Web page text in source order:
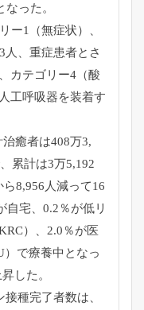
った。
ー1（無症状）、
、 重症患者とさ
カテゴリー4（酸
工呼吸器を装着す
癒者は408万3,
累計は3万5,192
8,956人減って16
自宅、0.2％が低リ
）、2.0％が医
で療養中となっ
した。
種完了者数は、